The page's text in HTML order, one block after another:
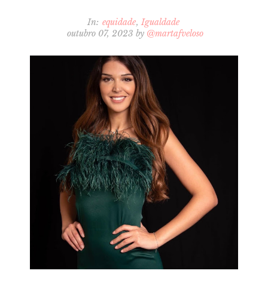
In: equidade Igualdade
outubro 07, 2023 by @martafveloso